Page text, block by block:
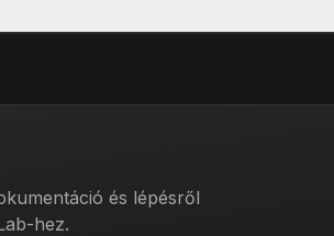
és lépésről
hez.